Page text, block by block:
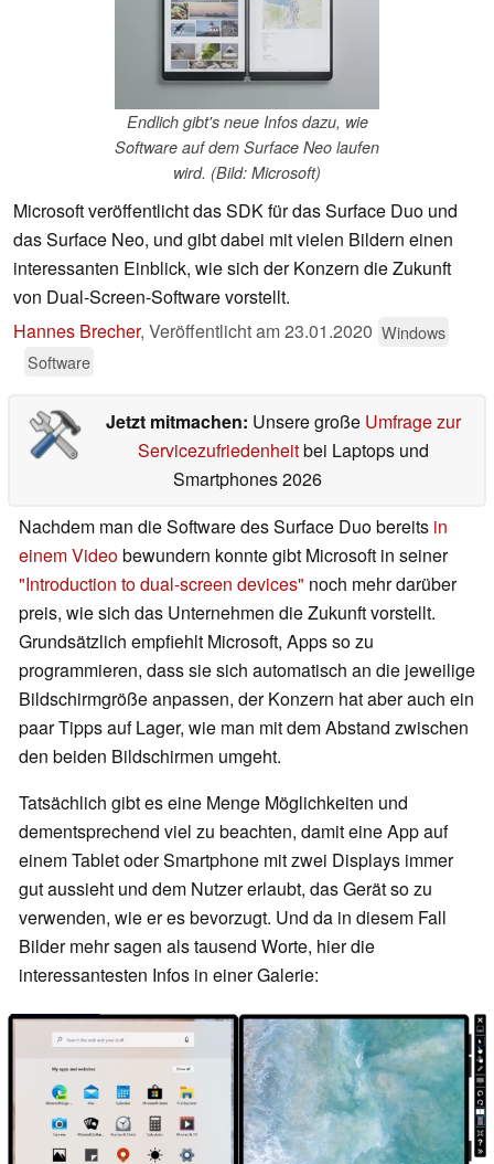
Endlich gibt's neue Infos dazu, wie
Software auf dem Surface Neo laufen
wird. (Bild: Microsoft)
Microsoft veröffentlicht das SDK für das Surface Duo und
das Surface Neo, und gibt dabei mit vielen Bildern einen
interessanten Einblick, wie sich der Konzern die Zukunft
von Dual-Screen-Software vorstellt.
Hannes Brecher, Veröffentlicht am23.01.2020 Windows
Software
Jetzt mitmachen: Unsere große Umfrage zur
Servicezufriedenheitbei Laptops und
Smartphones 2026
Nachdem man die Software des Surface Duo bereits in
einem Videobewundern konnte gibt Microsoft in seiner
"Introduction to dual-screen devices" noch mehr darüber
preis, wie sich das Unternehmen die Zukunft vorstellt.
Grundsätzlich empfiehlt Microsoft, Apps so zu
programmieren, dass sie sich automatisch an die jeweilige
Bildschirmgröße anpassen, der Konzern hat aber auch ein
paar Tipps auf Lager, wie man mit dem Abstand zwischen
den beiden Bildschirmen umgeht.
Tatsächlich gibt es eine Menge Möglichkeiten und
dementsprechend viel zu beachten, damit eine App auf
einem Tablet oder Smartphone mit zwei Displays immer
gut aussieht und dem Nutzer erlaubt, das Gerät so zu
verwenden, wie er es bevorzugt. Und da in diesem Fall
Bilder mehr sagen als tausend Worte, hier die
interessantesten Infos in einer Galerie: